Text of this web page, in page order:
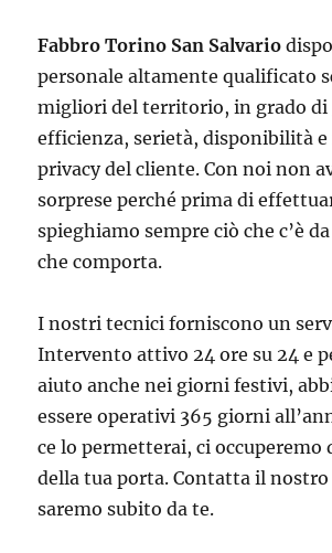
Fabbro Torino San Salvario
personale altamente qualificato
migliori del territorio, in grado di
efficienza, serietà, disponibilità
privacy del cliente. Con noi non
sorprese perché prima di
spieghiamo sempre ciò che c’è
che comporta.
I nostri tecnici forniscono un
Intervento attivo 24 ore su 24 e
aiuto anche nei giorni festivi,
essere operativi 365 giorni
ce lo permetterai, ci
della tua porta. Contatta il nostro
saremo subito da te.